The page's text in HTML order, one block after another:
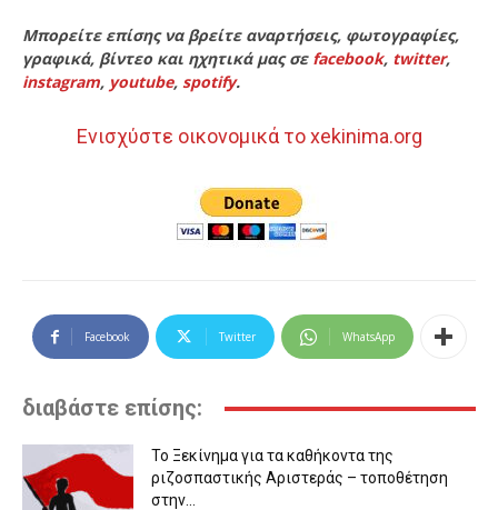
Μπορείτε επίσης να βρείτε αναρτήσεις, φωτογραφίες,
γραφικά, βίντεο και ηχητικά μας σε facebook, twitter,
instagram, youtube, spotify.
Ενισχύστε οικονομικά το xekinima.org
Facebook Twitter WhatsApp
διαβάστε επίσης:
Το Ξεκίνημα για τα καθήκοντα της
ριζοσπαστικής Αριστεράς – τοποθέτηση
στην...